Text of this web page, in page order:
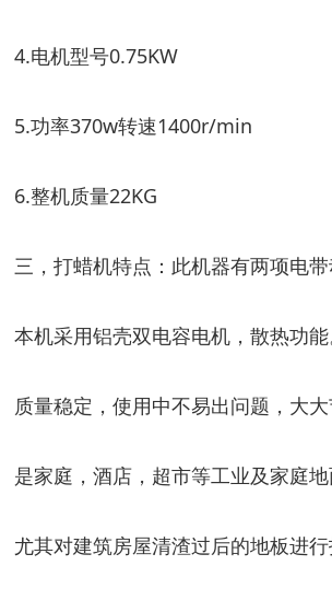
4.电机型号0.75KW
5.功率370w转速1400r/min
6.整机质量22KG
三，打蜡机特点：此机器有两项电
本机采用铝壳双电容电机，散热功能
质量稳定，使用中不易出问题，大大
是家庭，酒店，超市等工业及家庭地
尤其对建筑房屋清渣过后的地板进